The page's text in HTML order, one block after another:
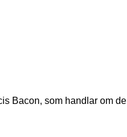
Bacon, som handlar om de